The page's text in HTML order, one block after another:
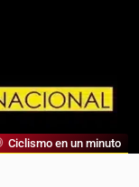
Análisis,
De Referencia.
Ciclismo en un minuto